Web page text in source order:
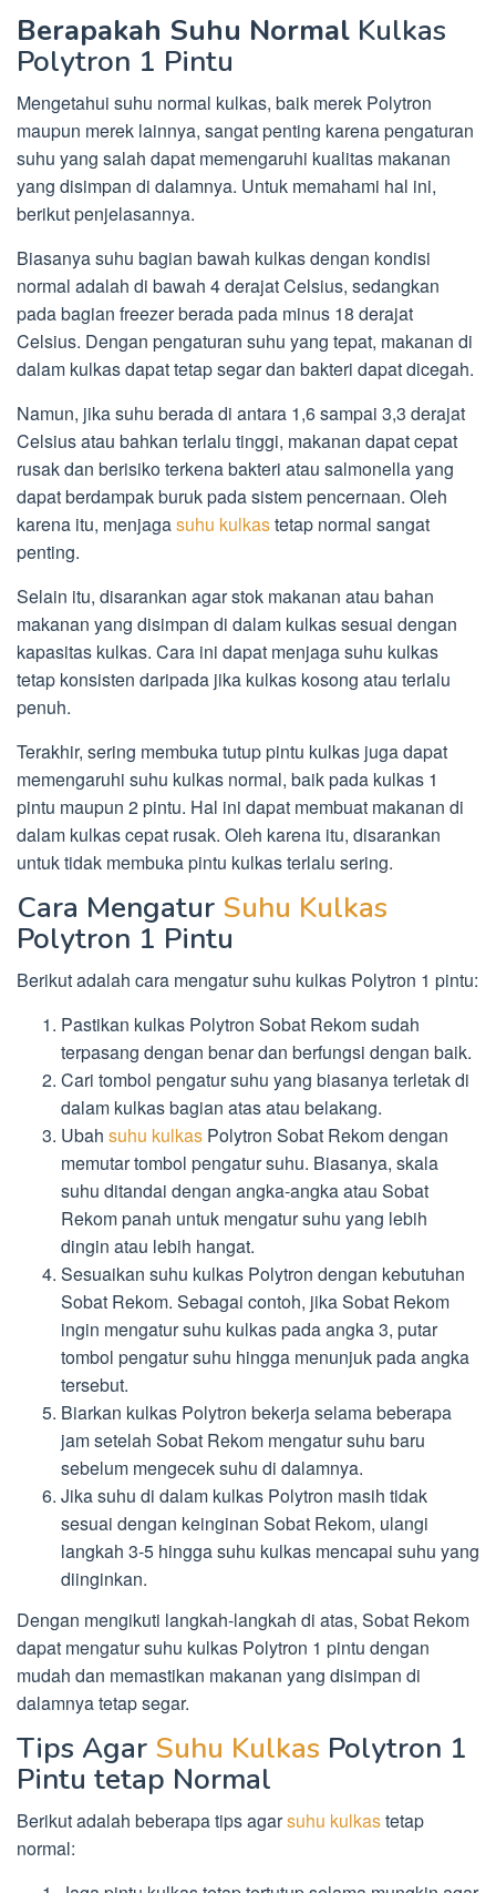
Berapakah Suhu Normal Kulkas
Polytron 1 Pintu
Mengetahui suhu normal kulkas, baik merek Polytron
maupun merek lainnya, sangat penting karena pengaturan
suhu yang salah dapat memengaruhi kualitas makanan
yang disimpan di dalamnya. Untuk memahami hal ini,
berikut penjelasannya.
Biasanya suhu bagian bawah kulkas dengan kondisi
normal adalah di bawah 4 derajat Celsius, sedangkan
pada bagian freezer berada pada minus 18 derajat
Celsius. Dengan pengaturan suhu yang tepat, makanan di
dalam kulkas dapat tetap segar dan bakteri dapat dicegah.
Namun, jika suhu berada di antara 1,6 sampai 3,3 derajat
Celsius atau bahkan terlalu tinggi, makanan dapat cepat
rusak dan berisiko terkena bakteri atau salmonella yang
dapat berdampak buruk pada sistem pencernaan. Oleh
karena itu, menjagasuhu kulkastetap normal sangat
penting.
Selain itu, disarankan agar stok makanan atau bahan
makanan yang disimpan di dalam kulkas sesuai dengan
kapasitas kulkas. Cara ini dapat menjaga suhu kulkas
tetap konsisten daripada jika kulkas kosong atau terlalu
penuh.
Terakhir, sering membuka tutup pintu kulkas juga dapat
memengaruhi suhu kulkas normal, baik pada kulkas 1
pintu maupun 2 pintu. Hal ini dapat membuat makanan di
dalam kulkas cepat rusak. Oleh karena itu, disarankan
untuk tidak membuka pintu kulkas terlalu sering.
Cara Mengatur Suhu Kulkas
Polytron 1 Pintu
Berikut adalah cara mengatur suhu kulkas Polytron 1 pintu:
Pastikan kulkas Polytron Sobat Rekom sudah
terpasang dengan benar dan berfungsi dengan baik.
Cari tombol pengatur suhu yang biasanya terletak di
dalam kulkas bagian atas atau belakang.
Ubah suhu kulkas Polytron Sobat Rekom dengan
memutar tombol pengatur suhu. Biasanya, skala
suhu ditandai dengan angka-angka atau Sobat
Rekom panah untuk mengatur suhu yang lebih
dingin atau lebih hangat.
Sesuaikan suhu kulkas Polytron dengan kebutuhan
Sobat Rekom. Sebagai contoh, jika Sobat Rekom
ingin mengatur suhu kulkas pada angka 3, putar
tombol pengatur suhu hingga menunjuk pada angka
tersebut.
Biarkan kulkas Polytron bekerja selama beberapa
jam setelah Sobat Rekom mengatur suhu baru
sebelum mengecek suhu di dalamnya.
Jika suhu di dalam kulkas Polytron masih tidak
sesuai dengan keinginan Sobat Rekom, ulangi
langkah 3-5 hingga suhu kulkas mencapai suhu yang
diinginkan.
Dengan mengikuti langkah-langkah di atas, Sobat Rekom
dapat mengatur suhu kulkas Polytron 1 pintu dengan
mudah dan memastikan makanan yang disimpan di
dalamnya tetap segar.
Tips Agar Suhu Kulkas Polytron 1
Pintu tetap Normal
Berikut adalah beberapa tips agarsuhu kulkastetap
normal: